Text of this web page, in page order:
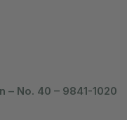
– No. 40 – 9841-1020